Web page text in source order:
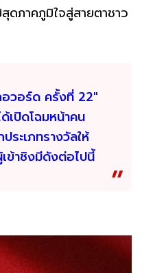
ภาคภูมิใจสู่สายตาชาว
วอร์ด ครั้งที่ 22"
เปิดโฉมหน้าคน
ระเภทรางวัลให้
ข้าชิงมีดังต่อไปนี้